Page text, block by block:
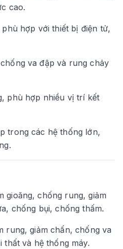
cao.
phù hợp với thiết bị điện tử,
va đập và rung chảy
phù hợp nhiều vị trí kết
trong các hệ thống lớn,
gioăng, chống rung, giảm
chống bụi, chống thấm.
rung, giảm chấn, chống va
và hệ thống máy.